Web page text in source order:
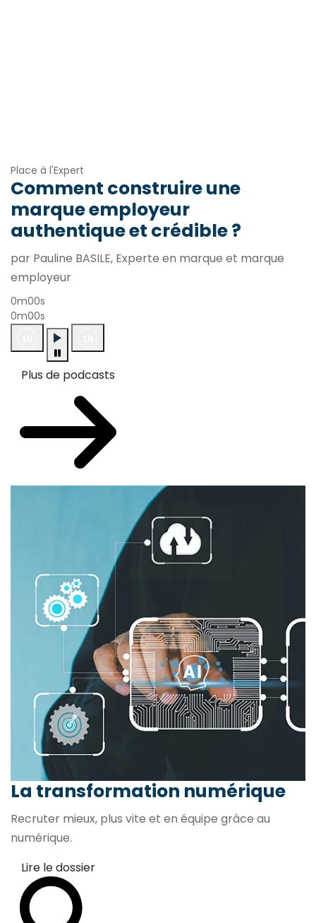
Place à l'Expert
Comment construire une
marque employeur
authentique et crédible ?
par Pauline BASILE, Experte en marque et marque
employeur
0m00s
0m00s
Plus de podcasts
La transformation numérique
Recruter mieux, plus vite et en équipe grâce au
numérique.
Lire le dossier